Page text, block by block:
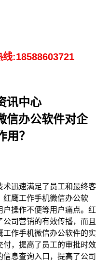
线:18588603721
讯中心
信办公软件对企
？
术迅速满足了员工和最终客
红鹰工作手机微信办公软
操作不便等用户痛点。红
司营销的有效传播，而且
作手机微信办公软件的实
付，提高了员工的审批时效
息查询入口，提高了公司